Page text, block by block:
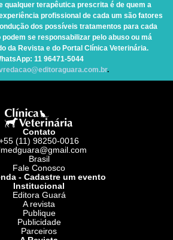
qualquer terapêutica prescrita é de quem a
profissional de cada um são fatores
dos possíveis tratamentos para cada
se responsabilizar pelo abuso ou má
da Revista e do Portal Clínica Veterinária.
: 11 96471-5044
.
Contato
(11) 98250-0016
Brasil
Fale Conosco
- Cadastre um evento
Institucional
Editora Guará
A revista
Publique
Publicidade
Parceiros